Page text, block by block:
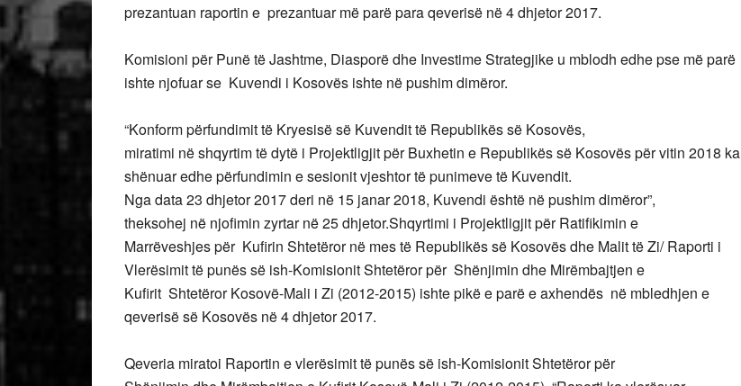
prezantuan raportin e prezantuar më parë para qeverisë në 4 dhjetor 2017.
Komisioni për Punë të Jashtme, Diasporë dhe Investime Strategjike u mblodh edhe pse më parë
ishte njofuar se Kuvendi i Kosovës ishte në pushim dimëror.
“Konform përfundimit të Kryesisë së Kuvendit të Republikës së Kosovës,
miratimi në shqyrtim të dytë i Projektligjit për Buxhetin e Republikës së Kosovës përvitin 2018 ka
shënuar edhe përfundimin e sesionit vjeshtor të punimeve të Kuvendit.
Nga data 23 dhjetor 2017 deri në 15 janar 2018, Kuvendi është në pushim dimëror”,
theksohej në njofimin zyrtar në 25 dhjetor.Shqyrtimi i Projektligjit për Ratifikimin e
Marrëveshjes për Kufirin Shtetëror në mes të Republikës së Kosovës dhe Malit të Zi/ Raporti i
Vlerësimit të punës së ish-Komisionit Shtetëror për Shënjimin dhe Mirëmbajtjen e
Kufirit Shtetëror Kosovë-Mali i Zi (2012-2015) ishte pikë e parë e axhendës në mbledhjen e
qeverisë së Kosovës në 4 dhjetor 2017.
Qeveria miratoi Raportin e vlerësimit të punës së ish-Komisionit Shtetëror për